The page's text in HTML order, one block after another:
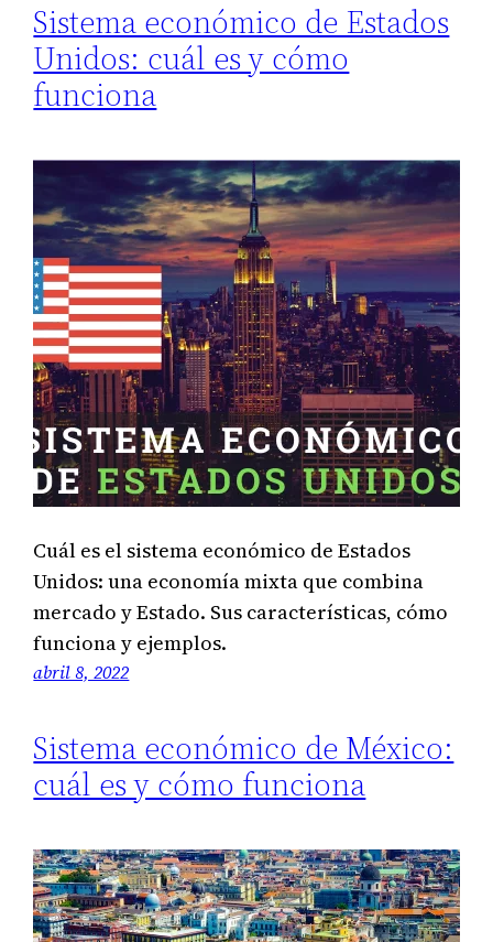
Sistema económico de Estados
Unidos: cuál es y cómo
funciona
Cuál es el sistema económico de Estados
Unidos: una economía mixta que combina
mercado y Estado. Sus características, cómo
funciona y ejemplos.
abril 8, 2022
Sistema económico de México:
cuál es y cómo funciona